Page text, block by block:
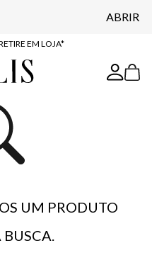
ABRIR
COMPRA*
EM LOJA*
COMPRA*
UM PRODUTO
BUSCA.